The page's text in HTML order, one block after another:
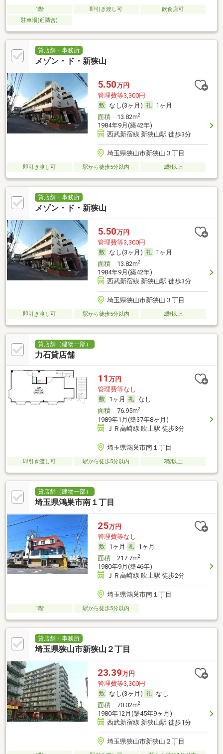
1階 即引き渡し可
飲食店可
駐車場(近隣含)
貸店舗・事務所
メゾン・ド・新狭山
5.50万円
管理費等3,300円
なし(3ヶ月)
1ヶ月
面積13.82m2
1984年9月(築42年)
西武新宿線 新狭山駅 徒歩3分
埼玉県狭山市新狭山３丁目
即引き渡し可 駅から徒歩5分以内 2階以上
貸店舗・事務所
メゾン・ド・新狭山
5.50万円
管理費等3,300円
なし(3ヶ月)
1ヶ月
面積13.82m2
1984年9月(築42年)
西武新宿線 新狭山駅 徒歩3分
埼玉県狭山市新狭山３丁目
即引き渡し可 駅から徒歩5分以内 2階以上
貸店舗（建物一部）
力石貸店舗
11 万円
管理費等なし
1ヶ月
なし
面積76.95m2
1989年1月(築37年8ヶ月)
ＪＲ高崎線 吹上駅 徒歩3分
埼玉県鴻巣市南１丁目
即引き渡し可 駅から徒歩5分以内 2階以上
貸店舗（建物一部）
埼玉県鴻巣市南１丁目
25万円
管理費等なし
1ヶ月
1ヶ月
面積217.7m2
1980年9月(築46年)
ＪＲ高崎線 吹上駅 徒歩2分
埼玉県鴻巣市南１丁目
1階 駅から徒歩5分以内
貸店舗・事務所
埼玉県狭山市新狭山２丁目
23.39万円
管理費等3,300円
なし(3ヶ月)
なし
面積70.02m2
1980年12月(築45年9ヶ月)
西武新宿線 新狭山駅 徒歩1分
埼玉県狭山市新狭山２丁目